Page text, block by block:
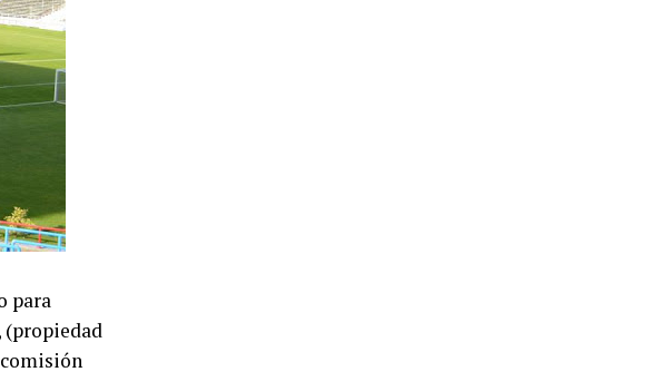
para
(propiedad